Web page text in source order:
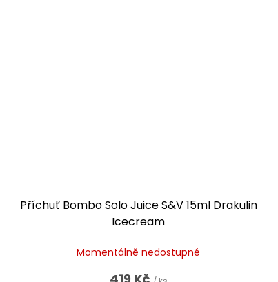
Příchuť Bombo Solo Juice S&V 15ml Drakulin
Icecream
Momentálně nedostupné